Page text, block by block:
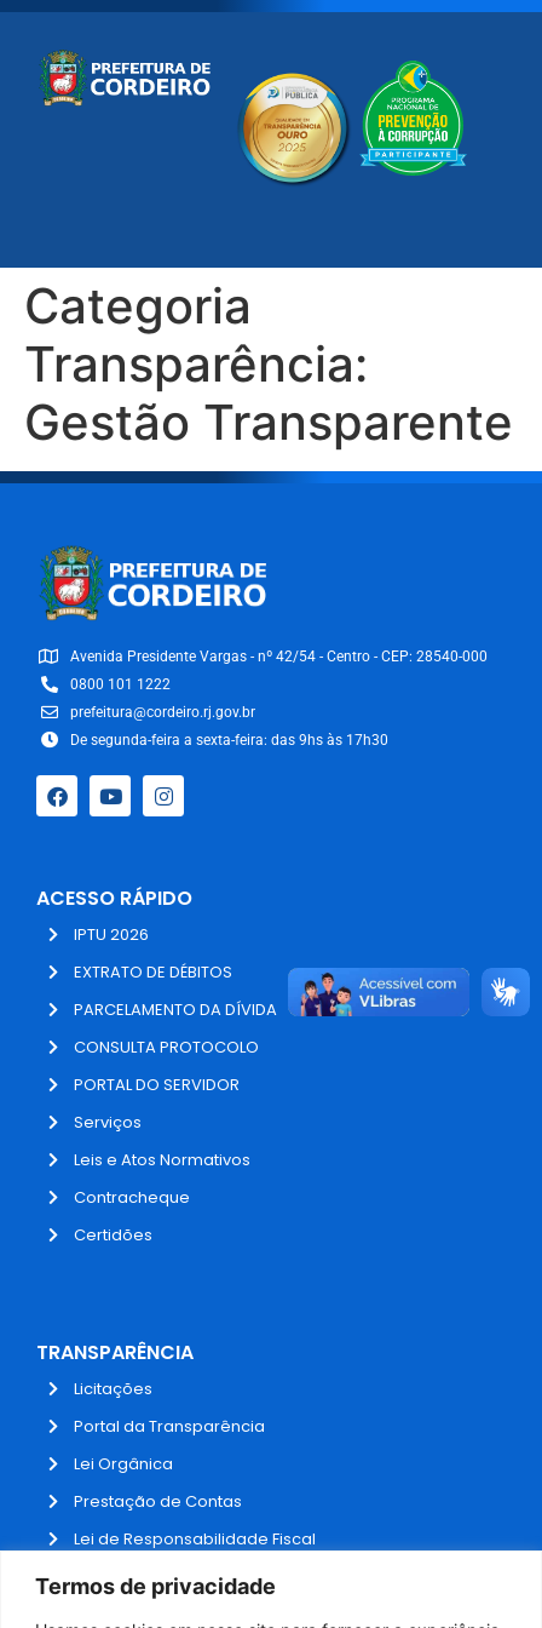
Termos de privacidade
Categoria
Transparência:
Gestão Transparente
Avenida Presidente Vargas - nº 42/54 - Centro - CEP: 28540-000
0800 101 1222
prefeitura@cordeiro.rj.gov.br
De segunda-feira a sexta-feira: das 9hs às 17h30
ACESSO RÁPIDO
IPTU 2026
EXTRATO DE DÉBITOS
PARCELAMENTO DA DÍVIDA
CONSULTA PROTOCOLO
PORTAL DO SERVIDOR
Serviços
Leis e Atos Normativos
Contracheque
Certidões
TRANSPARÊNCIA
Licitações
Portal da Transparência
Lei Orgânica
Prestação de Contas
Lei de Responsabilidade Fiscal
Receitas e Despesas